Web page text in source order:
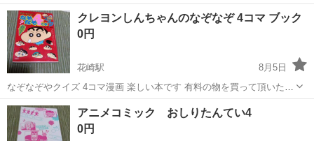
き可能です 是非他の商品もご覧下さい どおくまんによる人気青年漫画
「嗚呼!!花の応援団」のコミックス全15巻セットです。 - 作品名: 嗚
呼!!...
埼玉 所沢市 マンガ、コミック、アニメ
クレヨンしんちゃんのなぞなぞ 4コマ ブック
0円
花崎駅
8月5日
なぞなぞやクイズ 4コマ漫画 楽しい本です 有料の物を買って頂いたか
たに無料で差し上げます 宜しくお願い致します
埼玉 加須市 マンガ、コミック、アニメ
アニメコミック おしりたんてい4
0円